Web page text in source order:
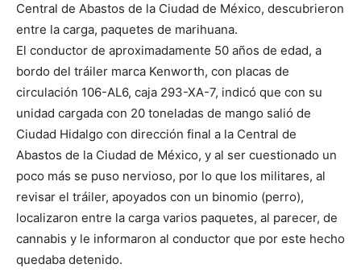
Central de Abastos de la Ciudad de México, descubrieron
entre la carga, paquetes de marihuana.
El conductor de aproximadamente 50 años de edad, a
bordo del tráiler marca Kenworth, con placas de
circulación 106-AL6, caja 293-XA-7, indicó que con su
unidad cargada con 20 toneladas de mango salió de
Ciudad Hidalgo con dirección final a la Central de
Abastos de la Ciudad de México, y al ser cuestionado un
poco más se puso nervioso, por lo que los militares, al
revisar el tráiler, apoyados con un binomio (perro),
localizaron entre la carga varios paquetes, al parecer, de
cannabis y le informaron al conductor que por este hecho
quedaba detenido.